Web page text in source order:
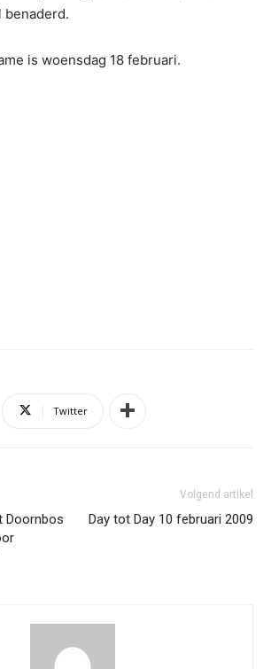
benaderd.
is woensdag 18 februari.
Twitter
Doornbos
Volgend artikel
Day tot Day 10 februari 2009